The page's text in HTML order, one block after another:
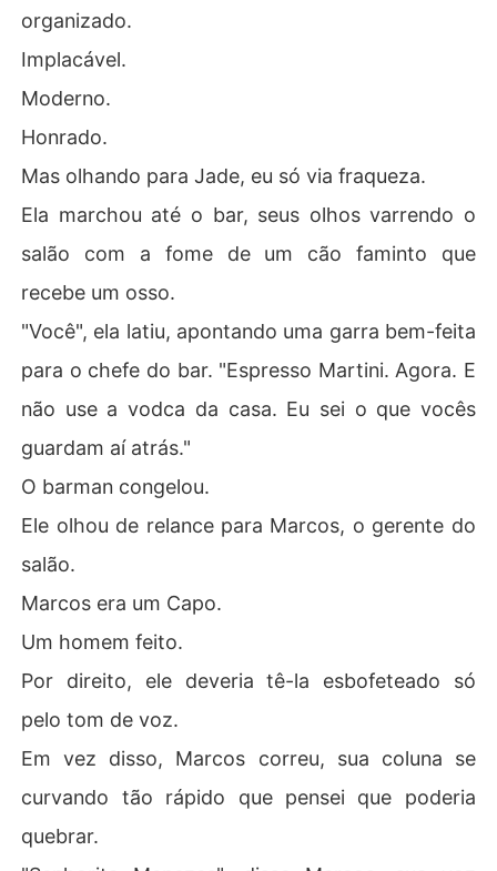
organizado.
Implacável.
Moderno.
Honrado.
Mas olhando para Jade, eu só via fraqueza.
Ela marchou até o bar, seus olhos varrendo o
salão com a fome de um cão faminto que
recebe um osso.
"Você", ela latiu, apontando uma garra bem-feita
para o chefe do bar. "Espresso Martini. Agora. E
não use a vodca da casa. Eu sei o que vocês
guardam aí atrás."
O barman congelou.
Ele olhou de relance para Marcos, o gerente do
salão.
Marcos era um Capo.
Um homem feito.
Por direito, ele deveria tê-la esbofeteado só
pelo tom de voz.
Em vez disso, Marcos correu, sua coluna se
curvando tão rápido que pensei que poderia
quebrar.